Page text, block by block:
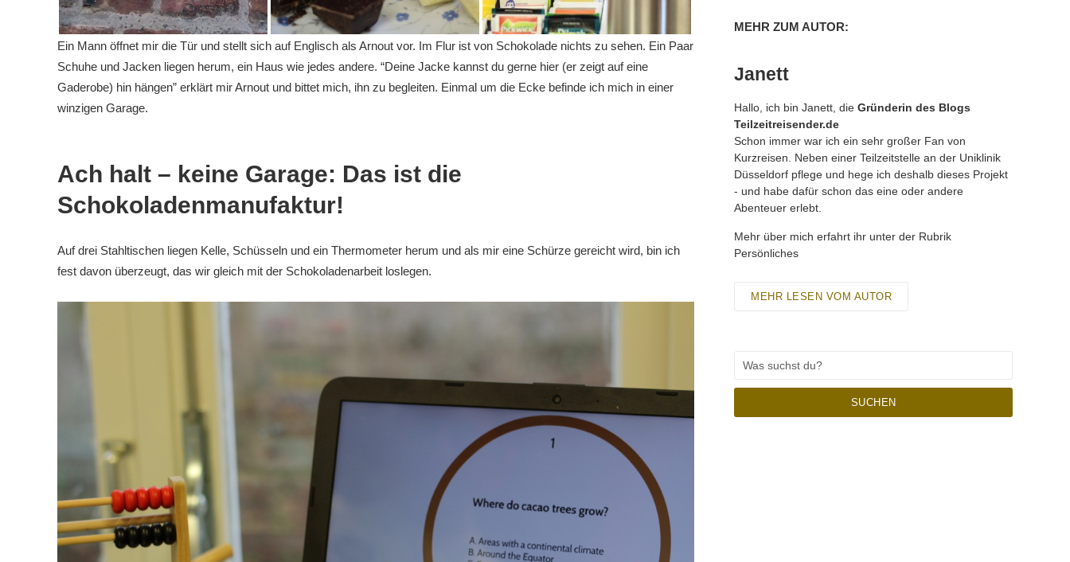
Ein Mann öffnet mir die Tür und stellt sich auf Englisch als Arnout vor. Im Flur ist von Schokolade nichts zu sehen. Ein Paar
Schuhe und Jacken liegen herum, ein Haus wie jedes andere. “Deine Jacke kannst du gerne hier (er zeigt auf eine
Gaderobe) hin hängen” erklärt mir Arnout und bittet mich, ihn zu begleiten. Einmal um die Ecke befinde ich mich in einer
winzigen Garage.
Ach halt – keine Garage: Das ist die
Schokoladenmanufaktur!
Auf drei Stahltischen liegen Kelle, Schüsseln und ein Thermometer herum und als mir eine Schürze gereicht wird, bin ich
fest davon überzeugt, das wir gleich mit der Schokoladenarbeit loslegen.
MEHR ZUM AUTOR:
Janett
Hallo, ich bin Janett, die Gründerin des Blogs
Teilzeitreisender.de
Schon immer war ich ein sehr großer Fan von
Kurzreisen. Neben einer Teilzeitstelle an der Uniklinik
Düsseldorf pflege und hege ich deshalb dieses Projekt
- und habe dafür schon das eine oder andere
Abenteuer erlebt.
Mehr über mich erfahrt ihr unter der Rubrik
Persönliches
MEHR LESEN VOM AUTOR
SUCHEN